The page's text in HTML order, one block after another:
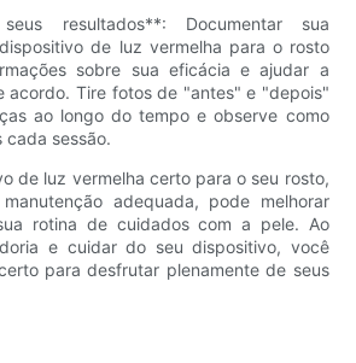
resultados**: Documentar sua
de luz vermelha para o rosto
sobre sua eficácia e ajudar a
acordo. Tire fotos de "antes" e "depois"
ao longo do tempo e observe como
cada sessão.
de luz vermelha certo para o seu rosto,
adequada, pode melhorar
rotina de cuidados com a pele. Ao
e cuidar do seu dispositivo, você
para desfrutar plenamente de seus